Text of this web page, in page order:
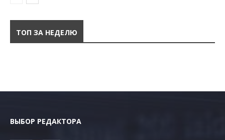
ТОП ЗА НЕДЕЛЮ
ВЫБОР РЕДАКТОРА